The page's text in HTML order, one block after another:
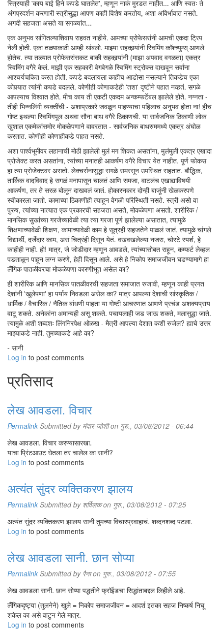
स्त्रियाही 'काय बाई हिने कपडे घातलेत', म्हणून नाकं मुरडत नाहीत... आणि स्वतः ते
अंगप्रदर्शन करणारी स्त्रीसुद्धा आपण काही विशेष करतोय, अशा अविर्भावात नसते.
अगदी सहजता असते या सगळ्यांत...
एक अनुभव सांगितल्याशिवाय राहवत नाहीये. आमच्या प्रोफेसरांनी आमची एकदा ट्रिप
नेली होती. एका तळ्याकाठी आम्ही थांबलो. माझ्या सहकार्‍यांनी स्विमिंग कॉश्च्युम्स् आणले
होतेच. त्या तळ्यात प्रोफेसरांसकट बाकी सहकार्‍यांनी (माझा अपवाद वगळता) एकत्र
स्विमिंग वगैरे केलं. माझी एक सहकारी वेगवेगळे स्विमिंग स्ट्रोक्स दाखवून सर्वांना
आश्चर्यचकित करत होती. कपडे बदलायला काहीच आडोसा नसल्याने तिकडेच एका
कोपर्‍यात त्यांनी कपडे बदलले. कोणीही कोणाकडेही 'तशा' दृष्टीने पहात नव्हतं. सगळे
आपल्याच विश्वात होते. मीच काय ती एकटी एकदम अन्कम्फर्टेबल झालेले होते. नग्नता -
तीही भिन्नलिंगी व्यक्तींची - अशाप्रकारे जवळून पाहण्याचा पहिलाच अनुभव होता ना! हीच
गोष्ट इथल्या स्विमिंगपूल अथवा सौना बाथ वगैरे ठिकाणची. या सार्वजनिक ठिकाणी लोक
खुशाल एकमेकांसमोर मोकळेपणाने वावरतात - सार्वजनिक बाथरुममध्ये एकत्र अंघोळ
करतात. कोणीही कोणाहीकडे पाहत नसते.
अशा पार्श्वभूमीवर लहानाची मोठी झालेली मुलं मग शिकत असतांना, मुलंमुली एकत्र एखादा
प्रोजेक्ट करत असतांना, त्यांच्या मनातही आकर्षण वगैरे विचार येत नाहीत. पूर्ण फोकस
हा त्या प्रोजेक्टवर असतो. लेक्चर्सनासुद्धा सगळे समरसून उपस्थित राहतात. बौद्धिक,
तार्किक वादविवाद हे सगळं मनापासून चालतं आणि समजा, वाटलंच एखाद्याविषयी
आकर्षण, तर ते सरळ बोलून दाखवलं जातं. होकारनकार दोन्ही बाजूंनी खेळकरपणे
स्वीकारला जातो. कामाच्या ठिकाणीही त्याहून वेगळी परिस्थिती नसते. स्त्री असो वा
पुरुष, त्यांच्या नात्यात एक प्रकारची सहजता असते, मोकळेपणा असतो. शारीरिक /
मानसिक सुखांच्या गरजेच्यावेळी त्या त्या गरजा पूर्ण झालेल्या असातात, त्यामुळे
शिक्षणाच्यावेळी शिक्षण, कामाच्यावेळी काम हे सूत्रही सहजतेने पाळलं जातं. त्यामुळे चांगले
विद्यार्थी, दर्जेदार काम, असं चित्रंही दिसून येतं. वखवखलेल्या नजरा, चोरटे स्पर्श, हे
काहीही नाही. हो! मात्र, जे जोडीदार म्हणून आवडले, त्यांच्यासोबत राहून, कम्फर्ट लेव्हल
पडताळून पाहून लग्न करणे, हेही दिसून आले. असे हे निकोप समाजजीवन घडण्यामागे हा
लैंगिक पातळीवरचा मोकळेपणा कारणीभूत असेल का?
ही शारीरिक आणि मानसिक पातळीवरची सहजता समाजात रुजावी, म्हणून काही प्रगत
देशांनी 'खुलेपणा' हा पर्याय निवडला असेल का? मात्र आपल्या देशाची सांस्कृतिक /
धार्मिक / वैचारिक / नैतिक बांधणी पाहता या गोष्टी आचरणात आणणे प्रचंड अशक्यप्राय
वाटू शकते. अनेकांना अमान्यही असू शकते. पचायलाही जड जाऊ शकते, मलासुद्धा जाते.
त्यामुळे अशी शब्दशः लिंगनिरपेक्ष ओळख - मैत्री आपल्या देशात कशी रुजेल? ह्याचे उत्तर
माझ्याकडे नाही. तुमच्याकडे आहे का?
- सानी
Log in to post comments
प्रतिसाद
लेख आवडला. विचार
Permalink Submitted by मंदार-जोशीon गुरु., 03/08/2012 - 06:44
लेख आवडला. विचार करण्यासारखा.
याचा प्रिंटआउट घेतला तर चालेल का सानी?
Log in to post comments
अत्यंत सुंदर व्यक्तिकरण झालय
Permalink Submitted by शर्विलकon गुरु., 03/08/2012 - 07:25
अत्यंत सुंदर व्यक्तिकरण झालय सानी तुमच्या विचारप्रवाहाचं. शब्दनशब्द पटला.
Log in to post comments
लेख आवडला सानी. छान सोप्या
Permalink Submitted by रैनाon गुरु., 03/08/2012 - 07:55
लेख आवडला सानी. छान सोप्या पद्धतीने फ्रॉईडचा सिद्धांताबद्दल लिहीले आहे.
लैंगिकदृष्ट्या (तुलनेने) खुले = निकोप समाजजीवन = आदर्श इतका सहज निष्कर्ष निघू
शकेल का असे वाटुन गेले मात्र.
Log in to post comments